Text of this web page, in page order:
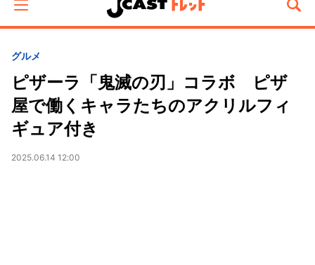
グルメ
ピザーラ「鬼滅の刃」コラボ ピザ
屋で働くキャラたちのアクリルフィ
ギュア付き
2025.06.14 12:00